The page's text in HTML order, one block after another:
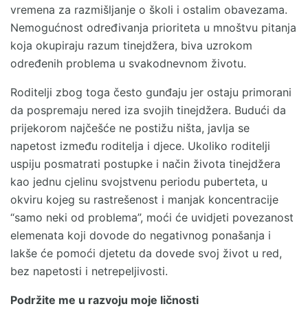
vremena za razmišljanje o školi i ostalim obavezama.
Nemogućnost određivanja prioriteta u mnoštvu pitanja
koja okupiraju razum tinejdžera, biva uzrokom
određenih problema u svakodnevnom životu.
Roditelji zbog toga često gunđaju jer ostaju primorani
da pospremaju nered iza svojih tinejdžera. Budući da
prijekorom najčešće ne postižu ništa, javlja se
napetost između roditelja i djece. Ukoliko roditelji
uspiju posmatrati postupke i način života tinejdžera
kao jednu cjelinu svojstvenu periodu puberteta, u
okviru kojeg su rastrešenost i manjak koncentracije
“samo neki od problema”, moći će uvidjeti povezanost
elemenata koji dovode do negativnog ponašanja i
lakše će pomoći djetetu da dovede svoj život u red,
bez napetosti i netrepeljivosti.
Podržite me u razvoju moje ličnosti